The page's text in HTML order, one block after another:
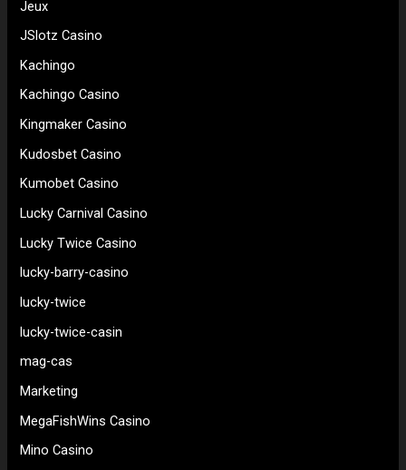
Jeux
JSlotz Casino
Kachingo
Kachingo Casino
Kingmaker Casino
Kudosbet Casino
Kumobet Casino
Lucky Carnival Casino
Lucky Twice Casino
lucky-barry-casino
lucky-twice
lucky-twice-casin
mag-cas
Marketing
MegaFishWins Casino
Mino Casino